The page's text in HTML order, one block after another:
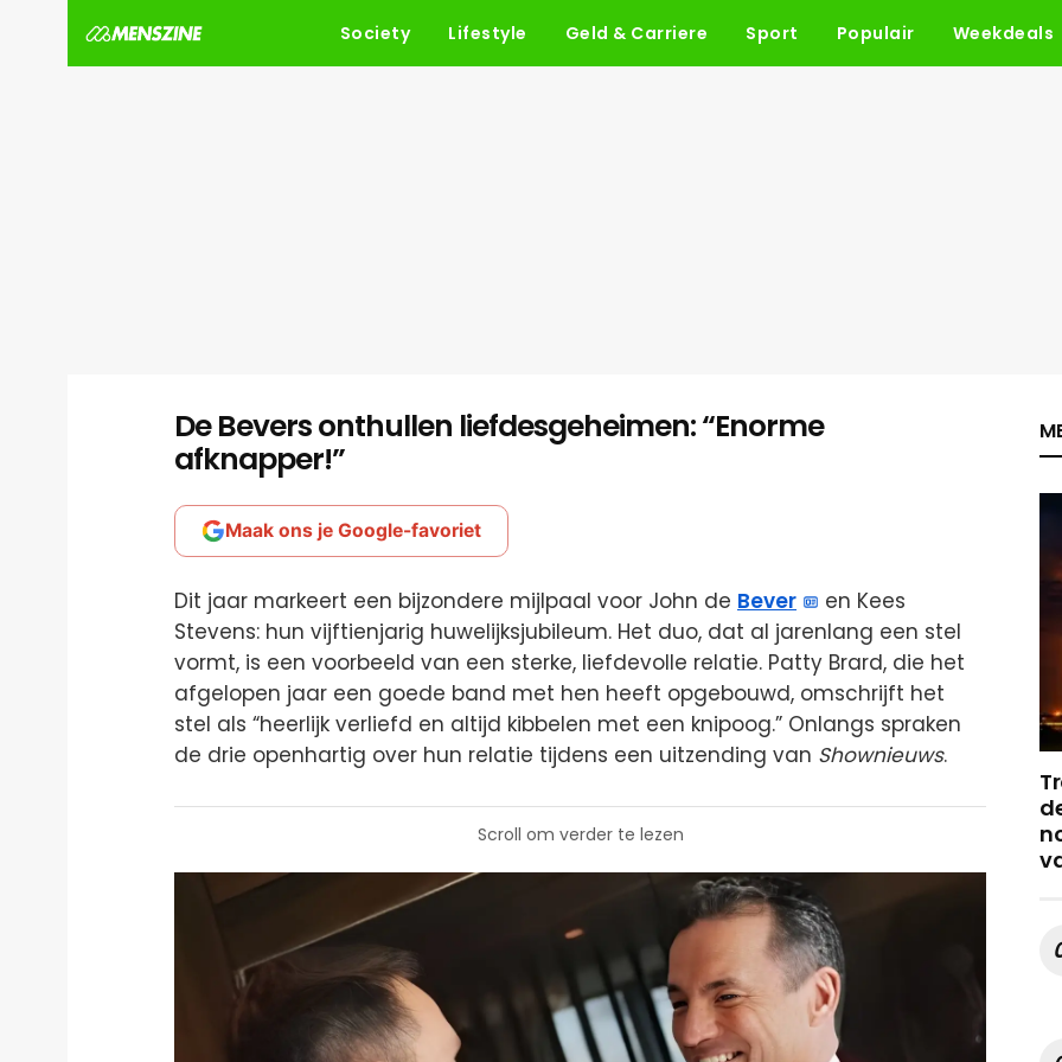
Society Lifestyle Geld & Carriere Sport Populair Weekdeals
De Bevers onthullen liefdesgeheimen: “Enorme
afknapper!”
Maak ons je Google-favoriet
Dit jaar markeert een bijzondere mijlpaal voor John de Bever
en Kees
Stevens: hun vijftienjarig huwelijksjubileum. Het duo, dat al jarenlang een stel
vormt, is een voorbeeld van een sterke, liefdevolle relatie. Patty Brard, die het
afgelopen jaar een goede band met hen heeft opgebouwd, omschrijft het
stel als “heerlijk verliefd en altijd kibbelen met een knipoog.” Onlangs spraken
de drie openhartig over hun relatie tijdens een uitzending van Shownieuws.
Scroll om verder te lezen